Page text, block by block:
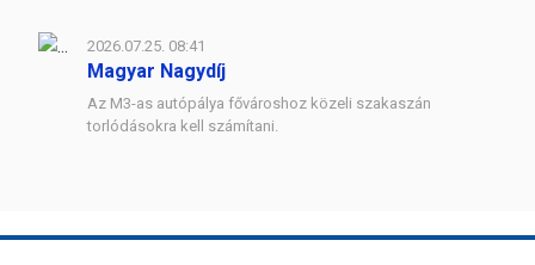
2026.07.25. 08:41
Magyar Nagydíj
Az M3-as autópálya fővároshoz közeli szakaszán
torlódásokra kell számítani.